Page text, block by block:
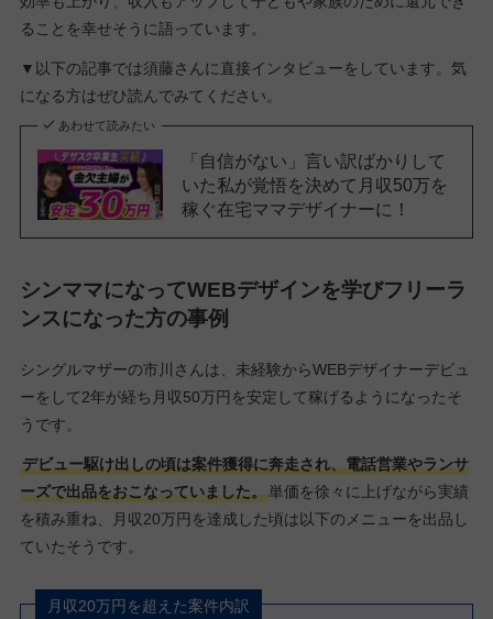
ることを幸せそうに語っています。
▼以下の記事では須藤さんに直接インタビューをしています。気
になる方はぜひ読んでみてください。
あわせて読みたい
「自信がない」言い訳ばかりして
いた私が覚悟を決めて月収50万を
稼ぐ在宅ママデザイナーに！
シンママになってWEBデザインを学びフリーラ
ンスになった方の事例
シングルマザーの市川さんは、未経験からWEBデザイナーデビュ
ーをして2年が経ち月収50万円を安定して稼げるようになったそ
うです。
デビュー駆け出しの頃は案件獲得に奔走され、電話営業やランサ
ーズで出品をおこなっていました。単価を徐々に上げながら実績
を積み重ね、月収20万円を達成した頃は以下のメニューを出品し
ていたそうです。
月収20万円を超えた案件内訳